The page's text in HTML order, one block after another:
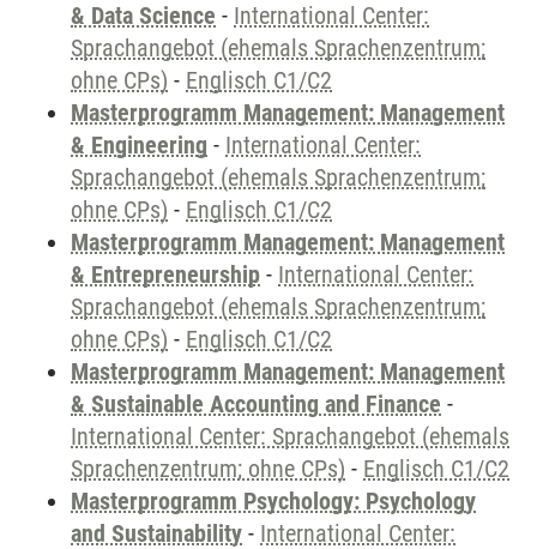
& Data Science - International Center:
Sprachangebot (ehemals Sprachenzentrum;
ohne CPs) - Englisch C1/C2
Masterprogramm Management: Management
& Engineering - International Center:
Sprachangebot (ehemals Sprachenzentrum;
ohne CPs) - Englisch C1/C2
Masterprogramm Management: Management
& Entrepreneurship - International Center:
Sprachangebot (ehemals Sprachenzentrum;
ohne CPs) - Englisch C1/C2
Masterprogramm Management: Management
& Sustainable Accounting and Finance -
International Center: Sprachangebot (ehemals
Sprachenzentrum; ohne CPs) - Englisch C1/C2
Masterprogramm Psychology: Psychology
and Sustainability - International Center: